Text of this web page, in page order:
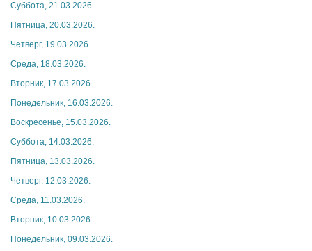
Суббота, 21.03.2026.
Пятница, 20.03.2026.
Четверг, 19.03.2026.
Среда, 18.03.2026.
Вторник, 17.03.2026.
Понедельник, 16.03.2026.
Воскресенье, 15.03.2026.
Суббота, 14.03.2026.
Пятница, 13.03.2026.
Четверг, 12.03.2026.
Среда, 11.03.2026.
Вторник, 10.03.2026.
Понедельник, 09.03.2026.